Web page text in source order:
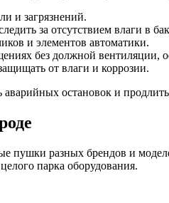
и загрязнений.
за отсутствием влаги в
и элементов автоматики.
без должной
от влаги и коррозии.
остановок и
пушки разных брендов и
парка оборудования.